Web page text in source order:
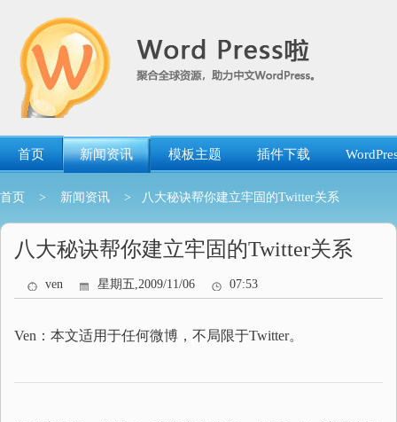
首页 新闻资讯 模板主题 插件下载
首页 > 新闻资讯 > 八大秘诀帮你建立牢固的Twitter关系
八大秘诀帮你建立牢固的Twitter关系
ven 星期五,2009/11/06 07:53
Ven：本文适用于任何微博，不局限于Twitter。